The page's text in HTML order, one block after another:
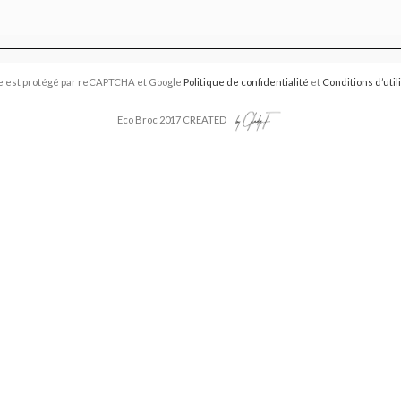
est protégé par reCAPTCHA et Google Politique de confidentialité et Conditions
Eco Broc 2017 CREATED